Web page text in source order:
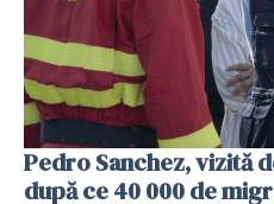
Pedro Sanchez, vizită
după ce 40 000 de